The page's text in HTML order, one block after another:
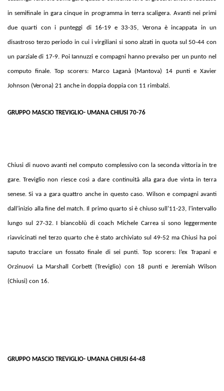
in semifinale in gara cinque in programma in terra scaligera. Avanti nei primi
due quarti con i punteggi di 16-19 e 33-35, Verona è incappata in un
disastroso terzo periodo in cui i virgiliani si sono alzati in quota sul 50-44 con
un parziale di 17-9. Poi Iannuzzi e compagni hanno prevalso per un punto nel
computo finale. Top scorers: Marco Laganà (Mantova) 14 punti e Xavier
Johnson (Verona) 21 anche in doppia doppia con 11 rimbalzi.
GRUPPO MASCIO TREVIGLIO- UMANA CHIUSI 70-76
Chiusi di nuovo avanti nel computo complessivo con la seconda vittoria in tre
gare. Treviglio non riesce così a dare continuità alla gara due vinta in terra
senese. Si va a gara quattro anche in questo caso. Wilson e compagni avanti
dall’inizio alla fine del match. Il primo quarto si è chiuso sull’11-23, l’intervallo
lungo sul 27-32. I biancoblù di coach Michele Carrea si sono leggermente
riavvicinati nel terzo quarto che è stato archiviato sul 49-52 ma Chiusi ha poi
saputo tracciare un fossato finale di sei punti. Top scorers: l’ex Trapani e
Orzinuovi La Marshall Corbett (Treviglio) con 18 punti e Jeremiah Wilson
(Chiusi) con 16.
GRUPPO MASCIO TREVIGLIO- UMANA CHIUSI 64-48